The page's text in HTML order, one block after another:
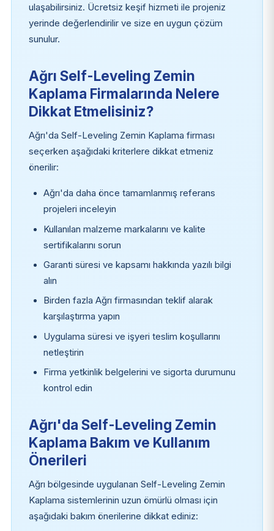
ulaşabilirsiniz. Ücretsiz keşif hizmeti ile projeniz
yerinde değerlendirilir ve size en uygun çözüm
sunulur.
Ağrı Self-Leveling Zemin
Kaplama Firmalarında Nelere
Dikkat Etmelisiniz?
Ağrı'da Self-Leveling Zemin Kaplama firması
seçerken aşağıdaki kriterlere dikkat etmeniz
önerilir:
Ağrı'da daha önce tamamlanmış referans
projeleri inceleyin
Kullanılan malzeme markalarını ve kalite
sertifikalarını sorun
Garanti süresi ve kapsamı hakkında yazılı bilgi
alın
Birden fazla Ağrı firmasından teklif alarak
karşılaştırma yapın
Uygulama süresi ve işyeri teslim koşullarını
netleştirin
Firma yetkinlik belgelerini ve sigorta durumunu
kontrol edin
Ağrı'da Self-Leveling Zemin
Kaplama Bakım ve Kullanım
Önerileri
Ağrı bölgesinde uygulanan Self-Leveling Zemin
Kaplama sistemlerinin uzun ömürlü olması için
aşağıdaki bakım önerilerine dikkat ediniz: